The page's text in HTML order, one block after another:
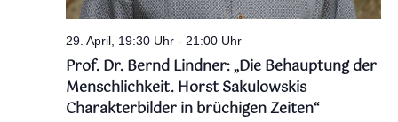
29. April, 19:30 Uhr- 21:00 Uhr
Prof. Dr. Bernd Lindner: „Die Behauptung der
Menschlichkeit. Horst Sakulowskis
Charakterbilder in brüchigen Zeiten“